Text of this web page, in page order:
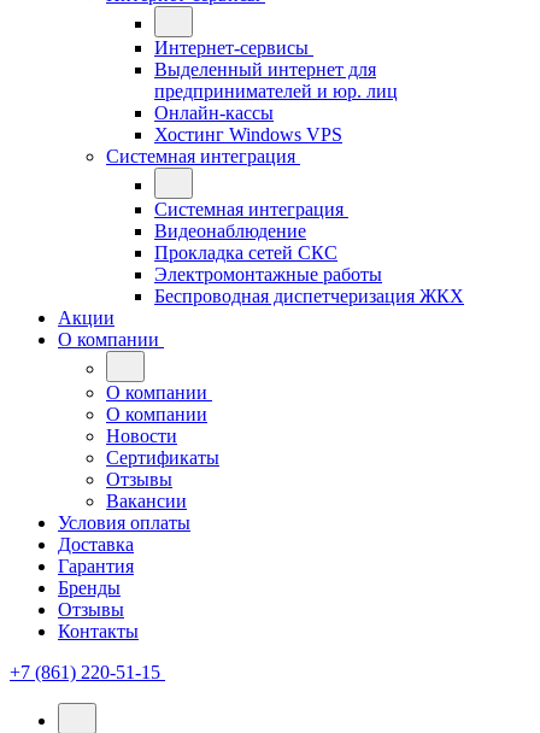
Интернет-сервисы
Выделенный интернет для
предпринимателей и юр. лиц
Онлайн-кассы
Хостинг Windows VPS
Системная интеграция
Системная интеграция
Видеонаблюдение
Прокладка сетей СКС
Электромонтажные работы
Беспроводная диспетчеризация ЖКХ
Акции
О компании
О компании
О компании
Новости
Сертификаты
Отзывы
Вакансии
Условия оплаты
Доставка
Гарантия
Бренды
Отзывы
Контакты
+7 (861) 220-51-15